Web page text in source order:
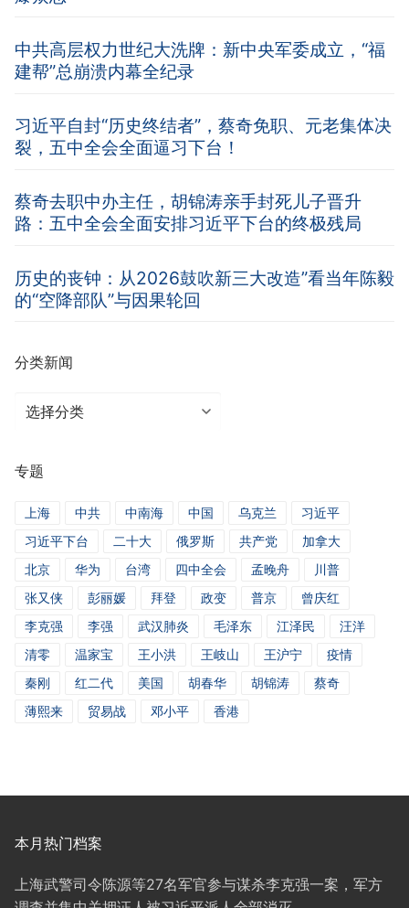
中共高层权力世纪大洗牌：新中央军委成立，“福
建帮”总崩溃内幕全纪录
习近平自封“历史终结者”，蔡奇免职、元老集体决
裂，五中全会全面逼习下台！
蔡奇去职中办主任，胡锦涛亲手封死儿子晋升
路：五中全会全面安排习近平下台的终极残局
历史的丧钟：从2026鼓吹新三大改造”看当年陈毅
的“空降部队”与因果轮回
分类新闻
分
闻
专题
上海 中共 中南海 中国 乌克兰
习近平
习近平下台
二十大 俄罗斯 共产党
加拿大
北京
华为 台湾 四中全会 孟晚舟
川普
张又侠
彭丽媛 拜登 政变 普京
曾庆红
李克强
李强 武汉肺炎 毛泽东 江泽民
汪洋
清零
温家宝 王小洪 王岐山 王沪宁
疫情
秦刚
红二代 美国 胡春华 胡锦涛
蔡奇
薄熙来
贸易战 邓小平 香港
本月热门档案
上海武警司令陈源等27名军官参与谋杀李克强一案，军方